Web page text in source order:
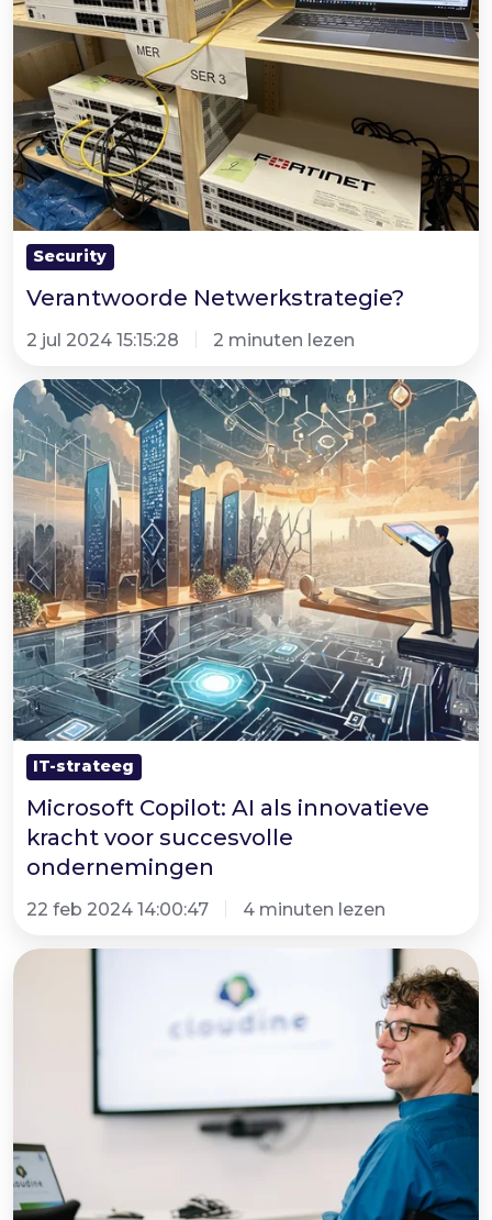
Security
Verantwoorde Netwerkstrategie?
2 jul 2024 15:15:28 2 minuten lezen
Microsoft
Copilot:
AI
als
innovatieve
kracht
voor
succesvolle
ondernemingen
IT-strateeg
Microsoft Copilot: AI als innovatieve
kracht voor succesvolle
ondernemingen
22 feb 2024 14:00:47 4 minuten lezen
Binnenkijken
en
ICT
ontwikkelingen